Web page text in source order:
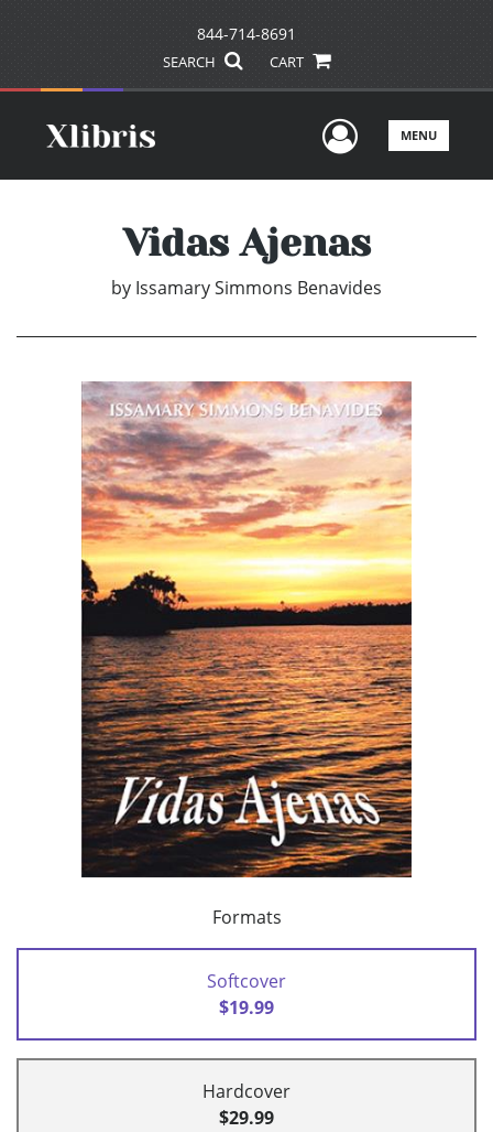
844-714-8691
SEARCH CART
UserMENU
Vidas Ajenas
by Issamary Simmons Benavides
Formats
Softcover
$19.99
Hardcover
$29.99